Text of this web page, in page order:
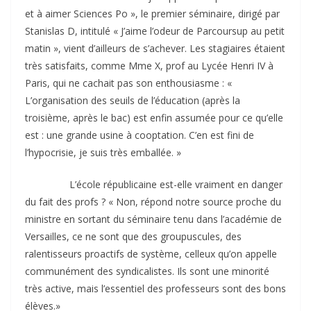
et à aimer Sciences Po », le premier séminaire, dirigé par
Stanislas D, intitulé « J’aime l’odeur de Parcoursup au petit
matin », vient d’ailleurs de s’achever. Les stagiaires étaient
très satisfaits, comme Mme X, prof au Lycée Henri IV à
Paris, qui ne cachait pas son enthousiasme : «
L’organisation des seuils de l’éducation (après la
troisième, après le bac) est enfin assumée pour ce qu’elle
est : une grande usine à cooptation. C’en est fini de
l’hypocrisie, je suis très emballée. »
L’école républicaine est-elle vraiment en danger
du fait des profs ? « Non, répond notre source proche du
ministre en sortant du séminaire tenu dans l’académie de
Versailles, ce ne sont que des groupuscules, des
ralentisseurs proactifs de système, celleux qu’on appelle
communément des syndicalistes. Ils sont une minorité
très active, mais l’essentiel des professeurs sont des bons
élèves.»